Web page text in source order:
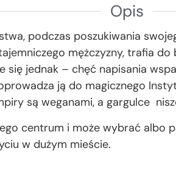
Opis
podczas poszukiwania
mężczyzny, trafia
jednak – chęć napisania
ją do magicznego
są weganami, a gargulce
centrum i może wybrać
w dużym mieście.